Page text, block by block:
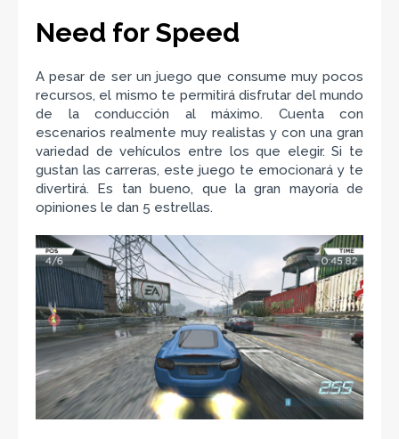
Need for Speed
A pesar de ser un juego que consume muy pocos
recursos, el mismo te permitirá disfrutar del mundo
de la conducción al máximo. Cuenta con
escenarios realmente muy realistas y con una gran
variedad de vehículos entre los que elegir. Si te
gustan las carreras, este juego te emocionará y te
divertirá. Es tan bueno, que la gran mayoría de
opiniones le dan 5 estrellas.